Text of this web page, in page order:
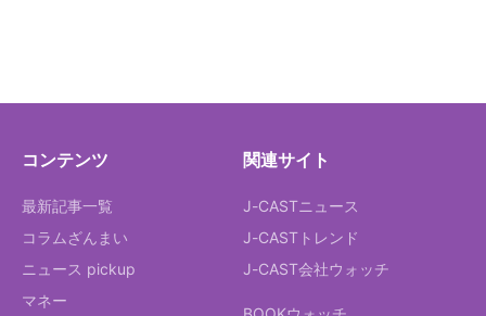
コンテンツ
最新記事一覧
コラムざんまい
ニュース pickup
マネー
関連サイト
J-CASTニュース
J-CASTトレンド
J-CAST会社ウォッチ